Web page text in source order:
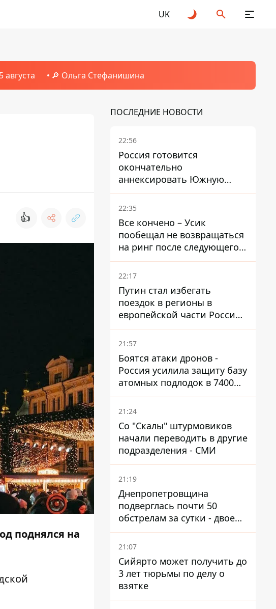
UK
августа 🔎 Ольга Стефанишина
👍
поднялся на
ПОСЛЕДНИЕ НОВОСТИ
22:56
Россия готовится
окончательно
аннексировать Южную
Осетию – страны НАТО
обеспокоены
22:35
Все кончено – Усик
пообещал не возвращаться
на ринг после следующего
боя
22:17
Путин стал избегать
поездок в регионы в
европейской части России,
куда регулярно долетают
дроны
21:57
Боятся атаки дронов -
Россия усилила защиту базу
атомных подлодок в 7400
км от Украины
21:24
Со "Скалы" штурмовиков
начали переводить в другие
подразделения - СМИ
21:19
Днепропетровщина
подверглась почти 50
обстрелам за сутки - двое
погибших, шесть
пострадавших
21:07
Сийярто может получить до
3 лет тюрьмы по делу о
взятке